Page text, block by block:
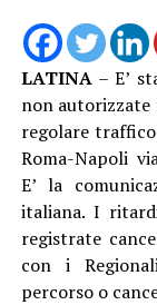
LATINA– E’
non autorizzate
regolare
Roma-Napoli
E’ la
italiana. I
registrate
con i
percorso o